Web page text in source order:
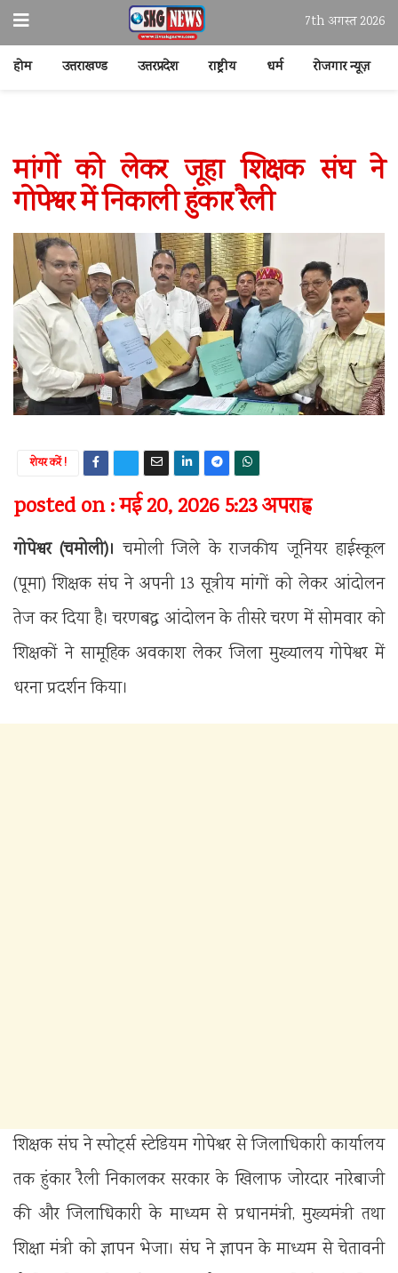
7th अगस्त 2026
होम उत्तराखण्ड उत्तरप्रदेश राष्ट्रीय धर्म रोजगार न्यूज़
मांगों को लेकर जूहा शिक्षक संघ ने
गोपेश्वर में निकाली हुंकार रैली
शेयर करें !
posted on : मई 20, 2026 5:23 अपराह्न
गोपेश्वर (चमोली)। चमोली जिले के राजकीय जूनियर हाईस्कूल
(पूमा) शिक्षक संघ ने अपनी 13 सूत्रीय मांगों को लेकर आंदोलन
तेज कर दिया है। चरणबद्ध आंदोलन के तीसरे चरण में सोमवार को
शिक्षकों ने सामूहिक अवकाश लेकर जिला मुख्यालय गोपेश्वर में
धरना प्रदर्शन किया।
शिक्षक संघ ने स्पोर्ट्स स्टेडियम गोपेश्वर से जिलाधिकारी कार्यालय
तक हुंकार रैली निकालकर सरकार के खिलाफ जोरदार नारेबाजी
की और जिलाधिकारी के माध्यम से प्रधानमंत्री, मुख्यमंत्री तथा
शिक्षा मंत्री को ज्ञापन भेजा। संघ ने ज्ञापन के माध्यम से चेतावनी